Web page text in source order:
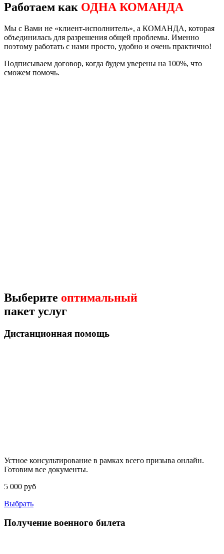
Работаем как ОДНА КОМАНДА
Мы с Вами не «клиент-исполнитель», а КОМАНДА, которая
объединилась для разрешения общей проблемы. Именно
поэтому работать с нами просто, удобно и очень практично!
Подписываем договор, когда будем уверены на 100%, что
сможем помочь.
Выберите оптимальный
пакет услуг
Дистанционная помощь
Устное консультирование в рамках всего призыва онлайн.
Готовим все документы.
5 000 руб
Выбрать
Получение военного билета